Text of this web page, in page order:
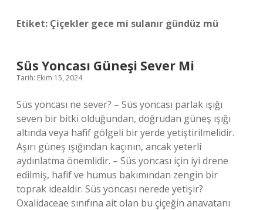
Etiket: Çiçekler gece mi sulanır gündüz mü
Süs Yoncası Güneşi Sever Mi
Tarih: Ekim 15, 2024
Süs yoncası ne sever? – Süs yoncası parlak ışığı
seven bir bitki olduğundan, doğrudan güneş ışığı
altında veya hafif gölgeli bir yerde yetiştirilmelidir.
Aşırı güneş ışığından kaçının, ancak yeterli
aydınlatma önemlidir. – Süs yoncası için iyi drene
edilmiş, hafif ve humus bakımından zengin bir
toprak idealdir. Süs yoncası nerede yetişir?
Oxalidaceae sınıfına ait olan bu çiçeğin anavatanı